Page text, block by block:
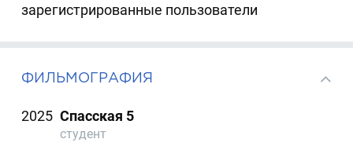
зарегистрированные пользователи
ФИЛЬМОГРАФИЯ
2025 Спасская 5
студент